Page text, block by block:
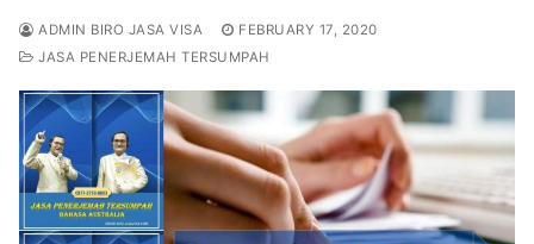
ADMIN BIRO JASA VISA
FEBRUARY 17, 2020
JASA PENERJEMAH TERSUMPAH